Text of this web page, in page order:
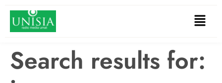
Search results for: